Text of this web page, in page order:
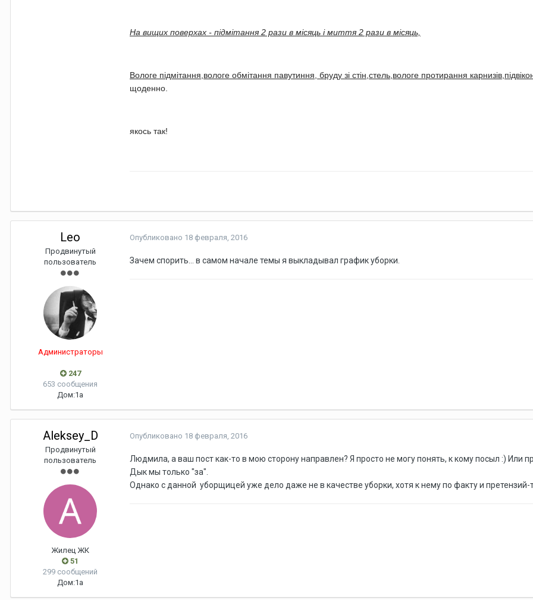
На вищих поверхах - підмітання 2 рази в місяць і миття 2 рази в місяць,
Вологе підмітання,вологе обмітання павутиння, бруду зі стін,стель,вологе протирання
щоденно.
якось так!
Leo
Продвинутый
пользователь
Администраторы
247
653 сообщения
Дом:1а
Опубликовано 18 февраля, 2016
Зачем спорить... в самом начале темы я выкладывал график уборки.
Aleksey_D
Продвинутый
пользователь
Жилец ЖК
51
299 сообщений
Дом:1а
Опубликовано 18 февраля, 2016
Людмила, а ваш пост как-то в мою сторону направлен? Я просто не могу понять, к кому посыл :) Или
Дык мы только "за".
Однако с данной уборщицей уже дело даже не в качестве уборки, хотя к нему по факту и